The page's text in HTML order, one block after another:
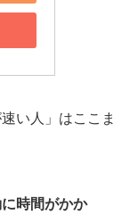
い人」はここま
時間がかか